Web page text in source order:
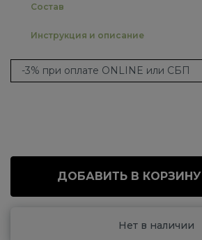
Состав
Инструкция и описание
-3% при оплате ONLINE или СБП
ДОБАВИТЬ В КОРЗИНУ
Нет в наличии